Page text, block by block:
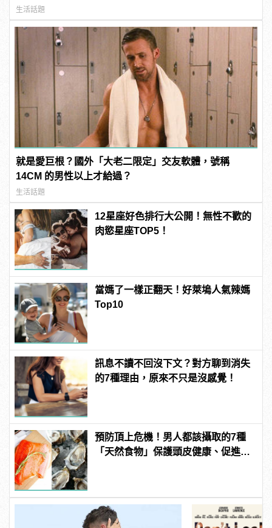
生活話題
就是愛巨根？國外「大老二限定」交友軟體，號稱
14CM 的男性以上才給過？
生活話題
12星座好色排行大公開！無性不歡的
肉慾星座TOP5！
當媽了一樣正翻天！好萊塢人氣辣媽
Top10
訊息不讀不回沒下文？對方聊到消失
的7種理由，原來不只是沒感覺！
預防頂上危機！男人都該攝取的7種
「天然食物」保護頭皮健康、促進生